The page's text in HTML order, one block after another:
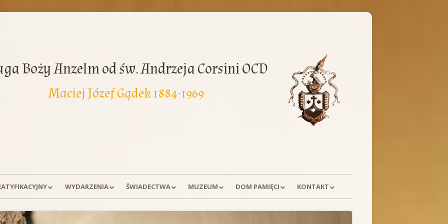
Boży Anzelm od św. Andrzeja Corsini OCD
Maciej Józef Gądek 1884-1969
WYDARZENIA ŚWIADECTWA MUZEUM DOM PAMIĘCI KONTAKT